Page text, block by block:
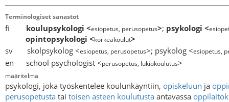
Terminologiset sanastot
fi koulupsykologi <esiopetus, perusopetus>; psykologi <
opintopsykologi <korkeakoulut>
sv skolpsykolog <esiopetus, perusopetus>; psykolog <esiopetus,
en school psychologist <perusopetus, lukiokoulutus>
määritelmä
psykologi, joka työskentelee koulunkäyntiin, opiskeluun ja
perusopetusta tai toisen asteen koulutusta antavassa